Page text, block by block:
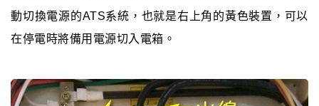
動切換電源的ATS系統，也就是右上角的黃色裝置，可以
在停電時將備用電源切入電箱。